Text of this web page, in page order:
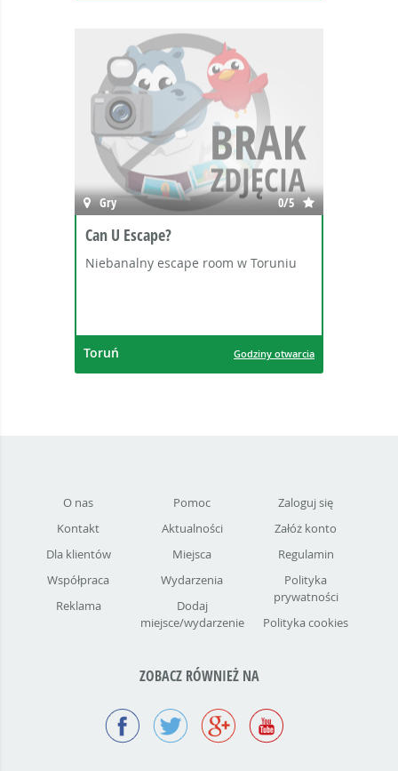
Gry 0/5
Can U Escape?
Niebanalny escape room w Toruniu
Toruń Godziny otwarcia
O nas
Kontakt
Dla klientów
Współpraca
Reklama
Pomoc
Aktualności
Miejsca
Wydarzenia
Dodaj
miejsce/wydarzenie
Zaloguj się
Załóż konto
Regulamin
Polityka
prywatności
Polityka cookies
ZOBACZ RÓWNIEŻ NA